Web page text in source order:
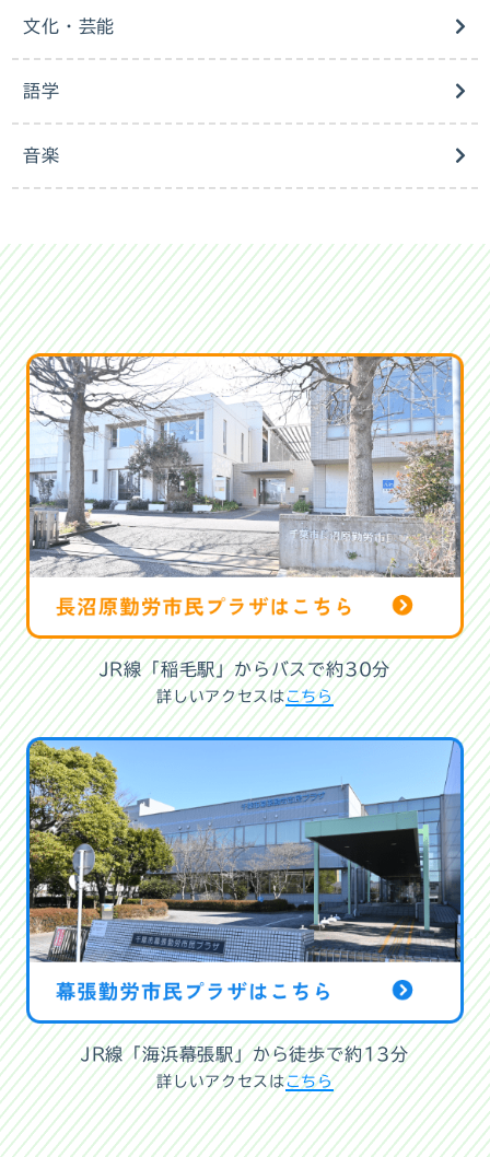
文化・芸能
語学
音楽
JR線「稲毛駅」からバスで約30分
詳しいアクセスはこちら
JR線「海浜幕張駅」から徒歩で約13分
詳しいアクセスはこちら